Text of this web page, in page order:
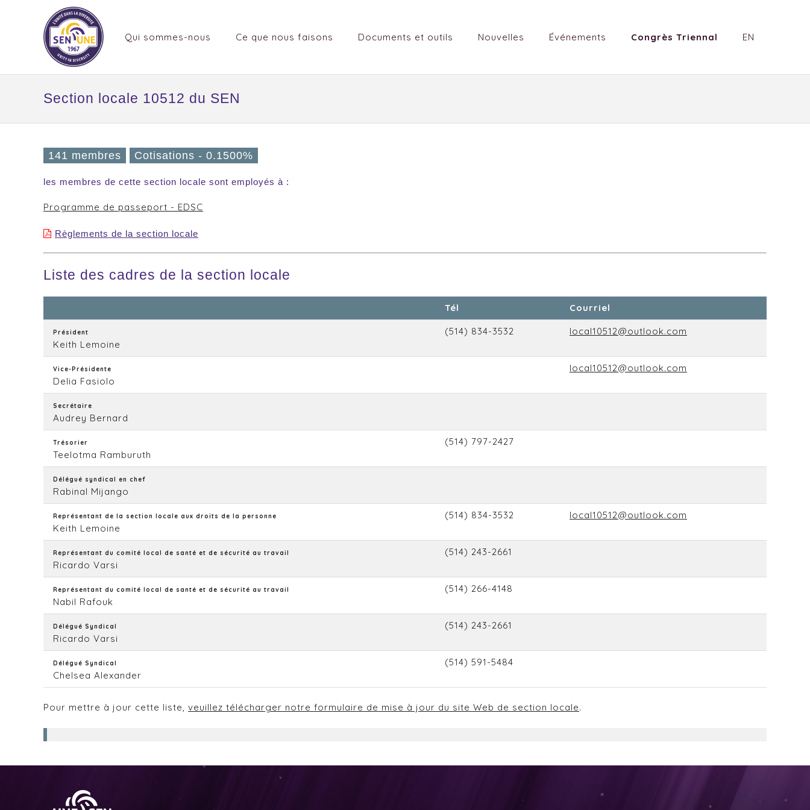
Qui sommes-nous Ce que nous faisons Documents et outils Nouvelles Événements Congrès Triennal EN
Section locale 10512 du SEN
141 membres Cotisations - 0.1500%
les membres de cette section locale sont employés à :
Programme de passeport - EDSC
Règlements de la section locale
Liste des cadres de la section locale
Tél Courriel
Président
Keith Lemoine
(514) 834-3532 local10512@outlook.com
Vice-Présidente
Delia Fasiolo
local10512@outlook.com
Secrétaire
Audrey Bernard
Trésorier
Teelotma Ramburuth
(514) 797-2427
Délégué syndical en chef
Rabinal Mijango
Représentant de la section locale aux droits de la personne
Keith Lemoine
(514) 834-3532 local10512@outlook.com
Représentant du comité local de santé et de sécurité au travail
Ricardo Varsi
(514) 243-2661
Représentant du comité local de santé et de sécurité au travail
Nabil Rafouk
(514) 266-4148
Délégué Syndical
Ricardo Varsi
(514) 243-2661
Délégué Syndical
Chelsea Alexander
(514) 591-5484
Pour mettre à jour cette liste, veuillez télécharger notre formulaire de mise à jour du site Web de section locale.